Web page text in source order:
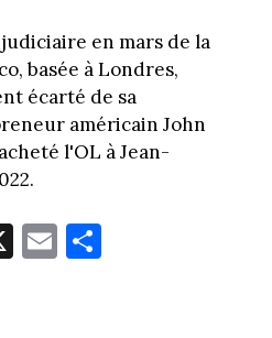
en mars de la
basée à Londres,
écarté de sa
américain John
l'OL à Jean-
X E
m
Pa
rt